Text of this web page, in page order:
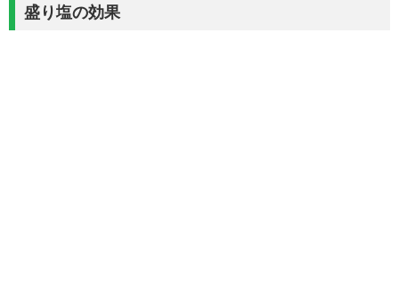
盛り塩の効果